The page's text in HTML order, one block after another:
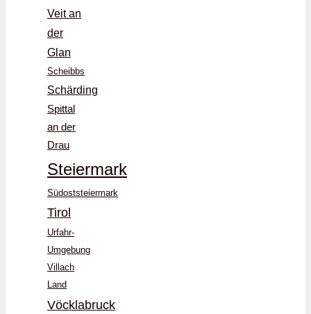
Veit an
der
Glan
Scheibbs
Schärding
Spittal
an der
Drau
Steiermark
Südoststeiermark
Tirol
Urfahr-
Umgebung
Villach
Land
Vöcklabruck